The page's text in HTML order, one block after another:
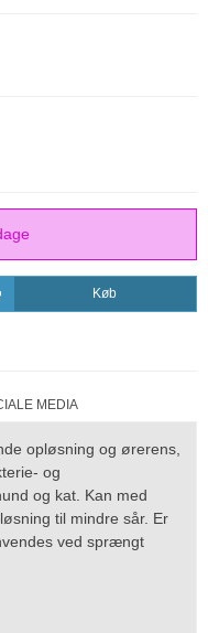
Køb
MEDIA
opløsning og ørerens,
og
og kat. Kan med
til mindre sår. Er
ved sprængt